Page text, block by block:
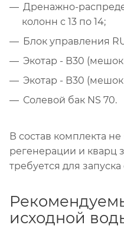
Дренажно-
колонн с 13 по 14;
Блок управления
Экотар - В30 (мешок
Экотар - В30 (мешок
Солевой бак NS 70.
В состав комплекта не
регенерации и кварц
требуется для
исходной